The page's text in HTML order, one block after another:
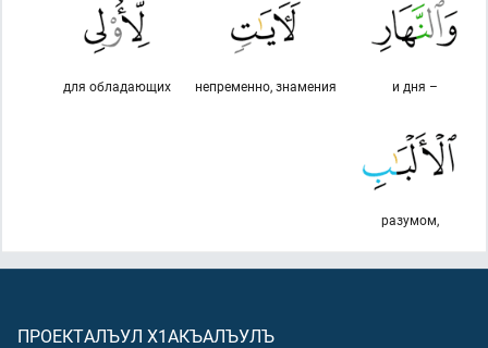
и дня –
непременно, знамения
для обладающих
разумом,
ПРОЕКТАЛЪУЛ Х1АКЪАЛЪУЛЪ